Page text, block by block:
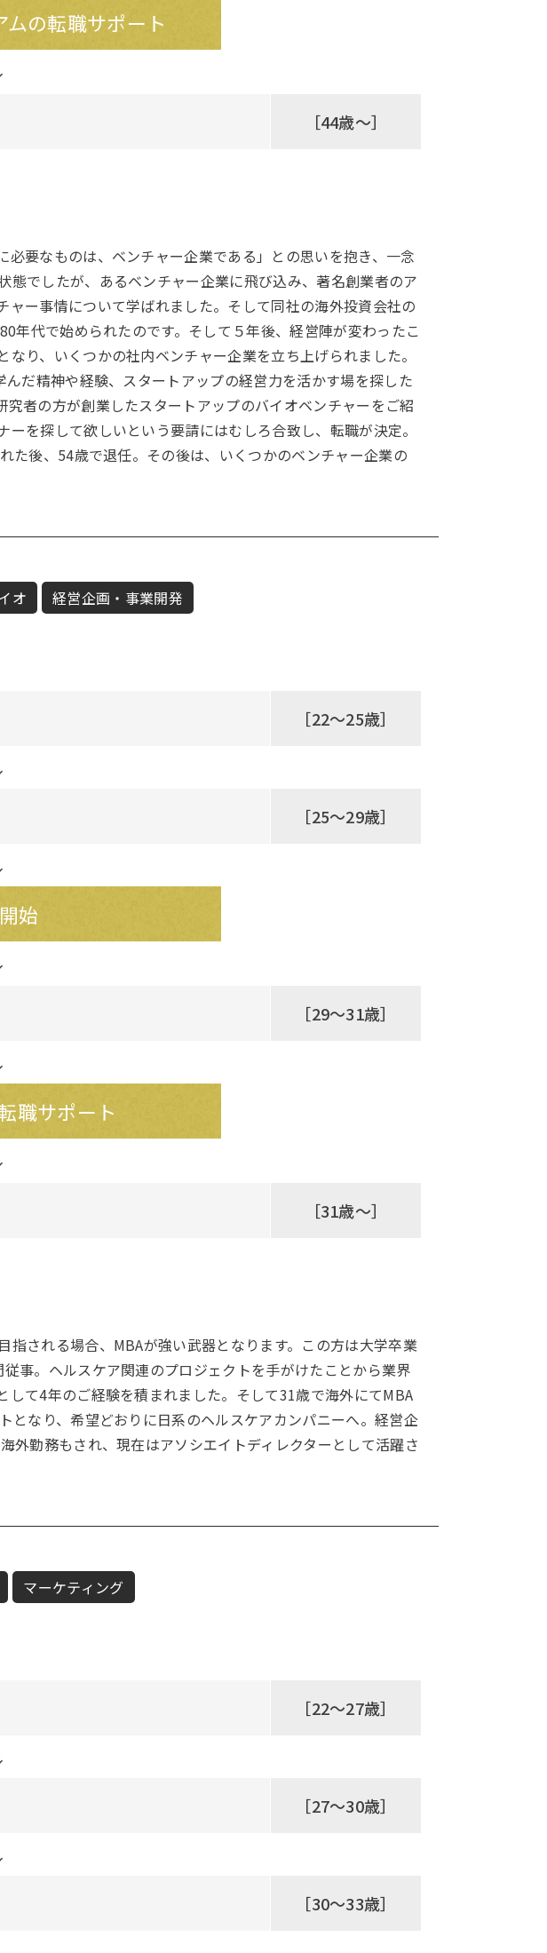
の転職サポート
［44歳～］
要なものは、ベンチャー企業である」との思いを抱き、一念
でしたが、あるベンチャー企業に飛び込み、著名創業者のア
ー事情について学ばれました。そして同社の海外投資会社の
年代で始められたのです。そして５年後、経営陣が変わったこ
り、いくつかの社内ベンチャー企業を立ち上げられました。
だ精神や経験、スタートアップの経営力を活かす場を探した
者の方が創業したスタートアップのバイオベンチャーをご紹
を探して欲しいという要請にはむしろ合致し、転職が決定。
た後、54歳で退任。その後は、いくつかのベンチャー企業の
オ 経営企画・事業開発
［22～25歳］
［25～29歳］
始
［29～31歳］
職サポート
［31歳～］
される場合、MBAが強い武器となります。この方は大学卒業
事。ヘルスケア関連のプロジェクトを手がけたことから業界
て4年のご経験を積まれました。そして31歳で海外にてMBA
となり、希望どおりに日系のヘルスケアカンパニーへ。経営企
外勤務もされ、現在はアソシエイトディレクターとして活躍さ
マーケティング
［22～27歳］
［27～30歳］
［30～33歳］